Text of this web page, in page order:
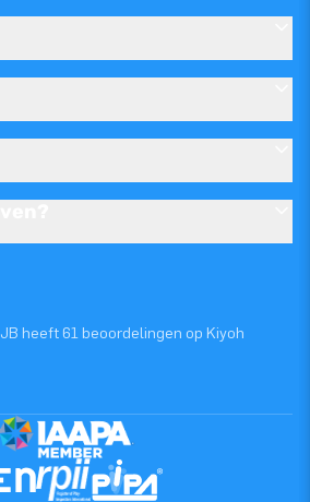
JB heeft 61 beoordelingen op Kiyoh